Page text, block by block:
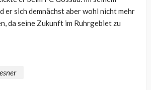
er sich demnächst aber wohl nicht mehr
da seine Zukunft im Ruhrgebiet zu